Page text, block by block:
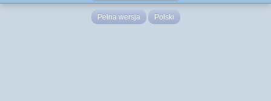
Pełna wersja Polski